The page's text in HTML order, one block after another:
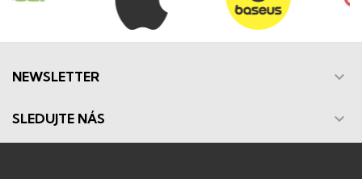
NEWSLETTER 
SLEDUJTE NÁS 